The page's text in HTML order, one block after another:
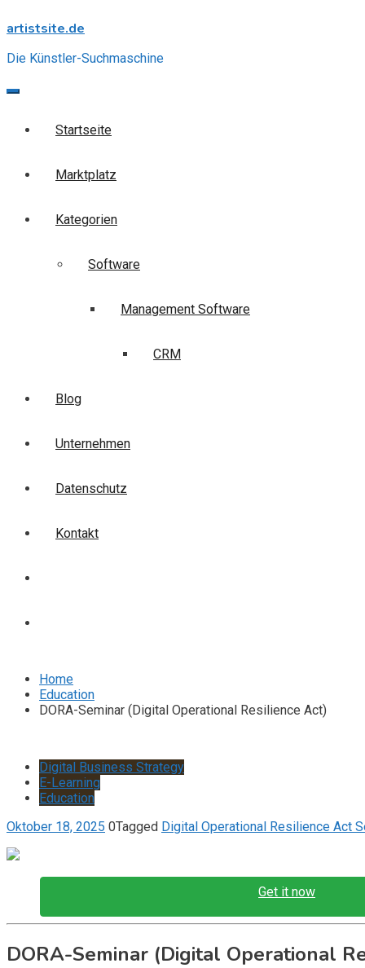
to
artistsite.de
Die Künstler-Suchmaschine
Startseite
Marktplatz
Kategorien
Software
Management Software
CRM
Blog
Unternehmen
Datenschutz
Kontakt
Home
Education
DORA-Seminar (Digital Operational Resilience Act)
Digital Business Strategy
E-Learning
Education
Oktober 18, 2025 0Tagged Digital Operational Resilience Act
Get it now
DORA-Seminar (Digital Operational